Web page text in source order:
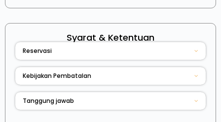
Syarat & Ketentuan
Reservasi
Kebijakan Pembatalan
Tanggung jawab